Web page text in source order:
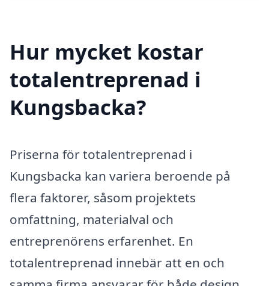
Hur mycket kostar
totalentreprenad i
Kungsbacka?
Priserna för totalentreprenad i
Kungsbacka kan variera beroende på
flera faktorer, såsom projektets
omfattning, materialval och
entreprenörens erfarenhet. En
totalentreprenad innebär att en och